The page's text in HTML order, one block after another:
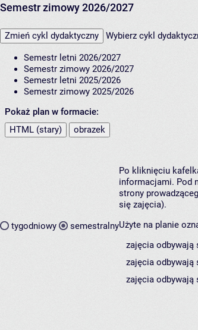
Semestr zimowy 2026/2027
Zmień cykl dydaktyczny Wybierz cykl
Semestr letni 2026/2027
Semestr zimowy 2026/2027
Semestr letni 2025/2026
Semestr zimowy 2025/2026
Pokaż plan w formacie:
HTML (stary)
obrazek
tygodniowy semestralny
Po kliknięciu
informacjami. Pod
strony
się zajęcia).
Użyte na planie
zajęcia odbywają
zajęcia odbywają
zajęcia odbywają